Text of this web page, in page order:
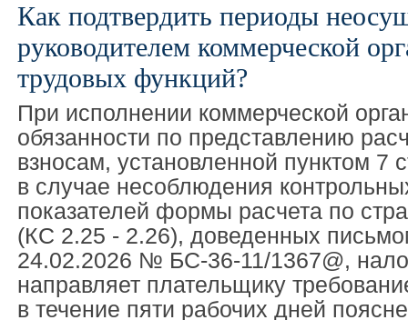
Как подтвердить периоды
руководителем коммерческой
трудовых функций?
При исполнении коммерческой
обязанности по представлению
взносам, установленной пунктом 7
в случае несоблюдения
показателей формы расчета по
(КС 2.25 - 2.26), доведенных
24.02.2026 № БС-36-11/1367@,
направляет плательщику
в течение пяти рабочих дней